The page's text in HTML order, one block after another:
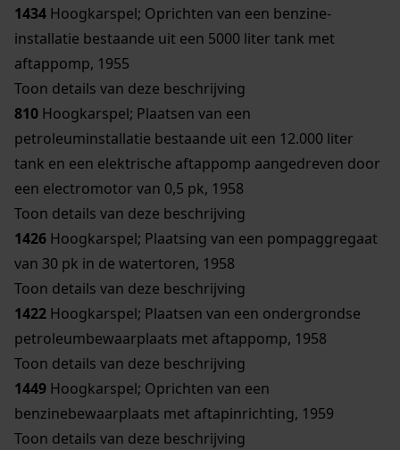
1434 Hoogkarspel; Oprichten van een benzine-
installatie bestaande uit een 5000 liter tank met
aftappomp, 1955
Toon details van deze beschrijving
810 Hoogkarspel; Plaatsen van een
petroleuminstallatie bestaande uit een 12.000 liter
tank en een elektrische aftappomp aangedreven door
een electromotor van 0,5 pk, 1958
Toon details van deze beschrijving
1426 Hoogkarspel; Plaatsing van een pompaggregaat
van 30 pk in de watertoren, 1958
Toon details van deze beschrijving
1422 Hoogkarspel; Plaatsen van een ondergrondse
petroleumbewaarplaats met aftappomp, 1958
Toon details van deze beschrijving
1449 Hoogkarspel; Oprichten van een
benzinebewaarplaats met aftapinrichting, 1959
Toon details van deze beschrijving